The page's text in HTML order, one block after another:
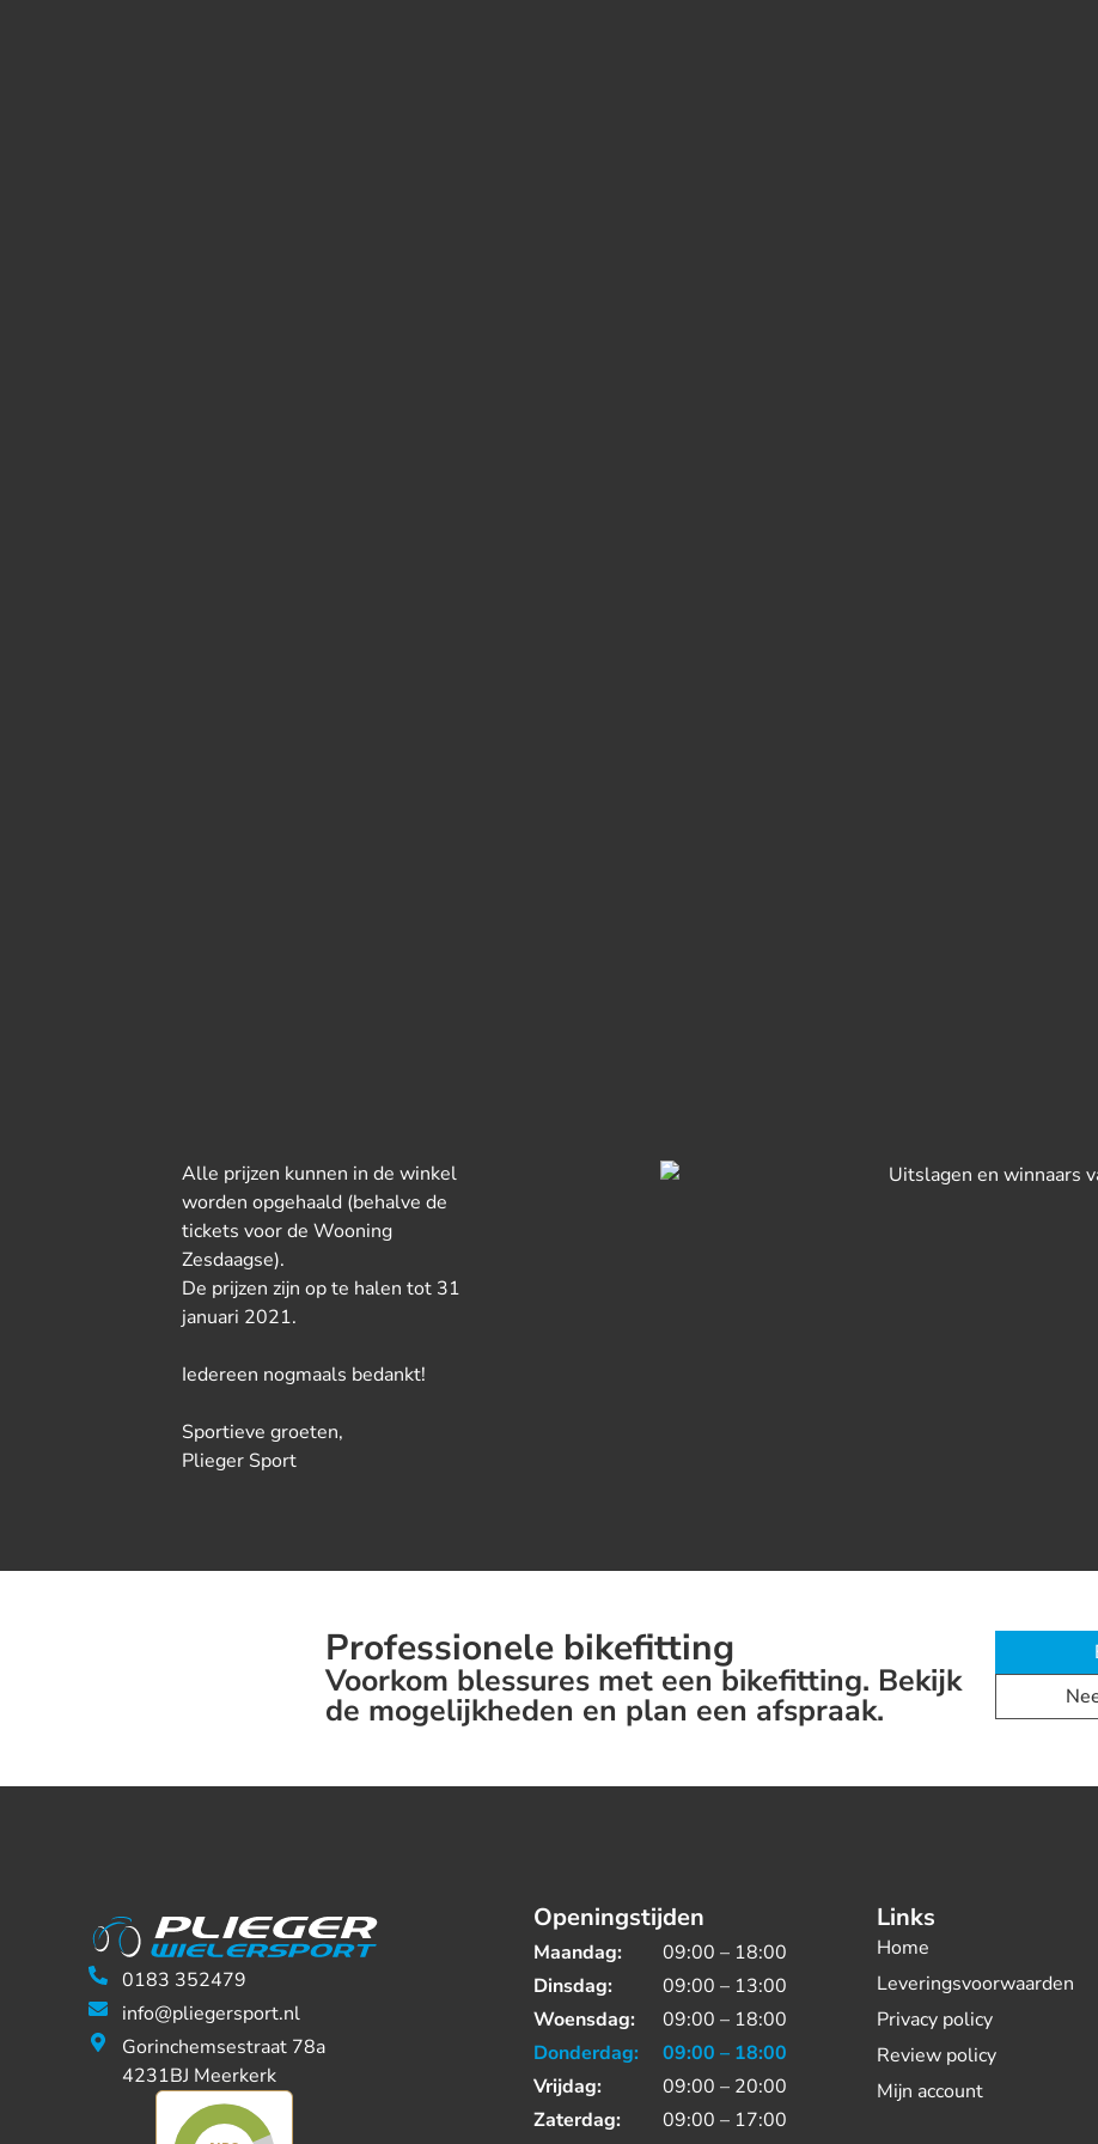
Alle prijzen kunnen in de winkel
worden opgehaald (behalve de
tickets voor de Wooning
Zesdaagse).
De prijzen zijn op te halen tot 31
januari 2021.
Iedereen nogmaals bedankt!
Sportieve groeten,
Plieger Sport
Professionele bikefitting
Voorkom blessures met een bikefitting. Bekijk
de mogelijkheden en plan een afspraak.
0183 352479
info@pliegersport.nl
Gorinchemsestraat 78a
4231BJ Meerkerk
Openingstijden
Maandag:
09:00 – 18:00
Dinsdag:
09:00 – 13:00
Woensdag:
09:00 – 18:00
Donderdag:
09:00 – 18:00
Vrijdag:
09:00 – 20:00
Zaterdag:
09:00 – 17:00
Links
Home
Leveringsvoorwaarden
Privacy policy
Review policy
Mijn account